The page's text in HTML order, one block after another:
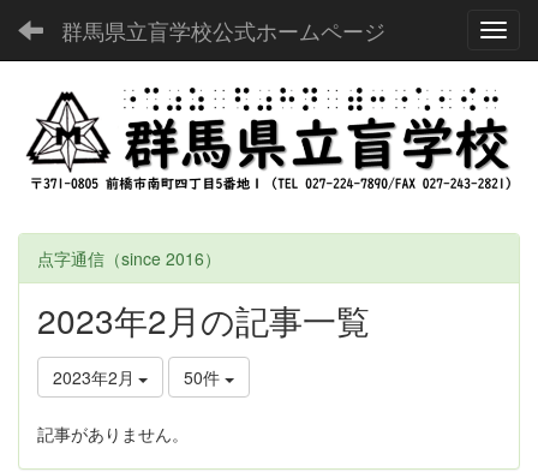
群馬県立盲学校公式ホームページ
点字通信（since 2016）
2023年2月の記事一覧
2023年2月 50件
記事がありません。